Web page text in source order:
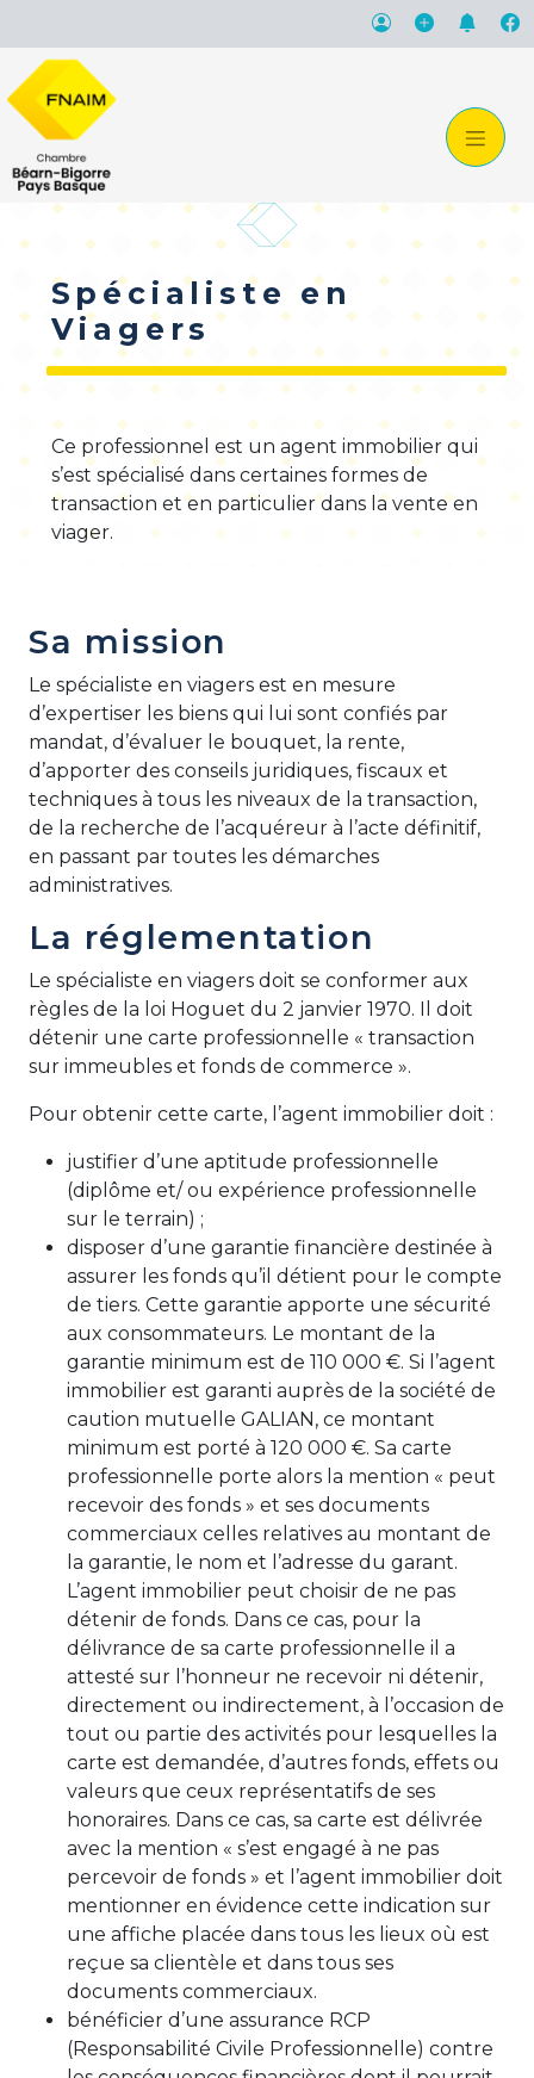
Spécialiste en
Viagers
Ce professionnel est un agent immobilier qui
s’est spécialisé dans certaines formes de
transaction et en particulier dans la vente en
viager.
Sa mission
Le spécialiste en viagers est en mesure
d’expertiser les biens qui lui sont confiés par
mandat, d’évaluer le bouquet, la rente,
d’apporter des conseils juridiques, fiscaux et
techniques à tous les niveaux de la transaction,
de la recherche de l’acquéreur à l’acte définitif,
en passant par toutes les démarches
administratives.
La réglementation
Le spécialiste en viagers doit se conformer aux
règles de la loi Hoguet du 2 janvier 1970. Il doit
détenir une carte professionnelle « transaction
sur immeubles et fonds de commerce ».
Pour obtenir cette carte, l’agent immobilier doit :
justifier d’une aptitude professionnelle
(diplôme et/ ou expérience professionnelle
sur le terrain) ;
disposer d’une garantie financière destinée à
assurer les fonds qu’il détient pour le compte
de tiers. Cette garantie apporte une sécurité
aux consommateurs. Le montant de la
garantie minimum est de 110 000 €. Si l’agent
immobilier est garanti auprès de la société de
caution mutuelle GALIAN, ce montant
minimum est porté à 120 000 €. Sa carte
professionnelle porte alors la mention « peut
recevoir des fonds » et ses documents
commerciaux celles relatives au montant de
la garantie, le nom et l’adresse du garant.
L’agent immobilier peut choisir de ne pas
détenir de fonds. Dans ce cas, pour la
délivrance de sa carte professionnelle il a
attesté sur l’honneur ne recevoir ni détenir,
directement ou indirectement, à l’occasion de
tout ou partie des activités pour lesquelles la
carte est demandée, d’autres fonds, effets ou
valeurs que ceux représentatifs de ses
honoraires. Dans ce cas, sa carte est délivrée
avec la mention « s’est engagé à ne pas
percevoir de fonds » et l’agent immobilier doit
mentionner en évidence cette indication sur
une affiche placée dans tous les lieux où est
reçue sa clientèle et dans tous ses
documents commerciaux.
bénéficier d’une assurance RCP
(Responsabilité Civile Professionnelle) contre